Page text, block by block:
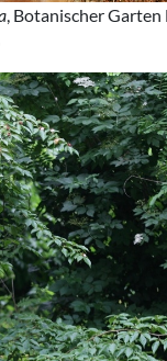
, Botanischer Garten